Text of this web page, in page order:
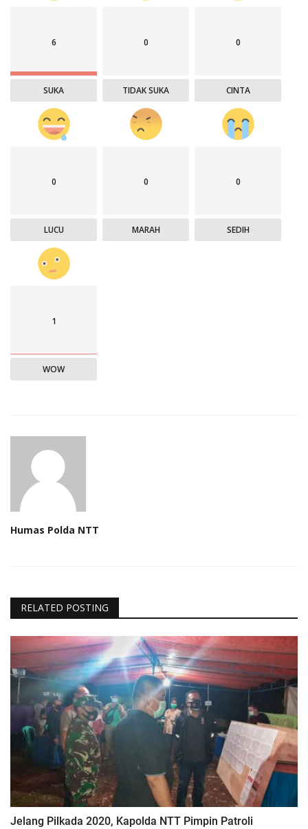
6
SUKA
0
TIDAK SUKA
0
CINTA
0
LUCU
0
MARAH
0
SEDIH
1
WOW
Humas Polda NTT
RELATED POSTING
Jelang Pilkada 2020, Kapolda NTT Pimpin Patroli